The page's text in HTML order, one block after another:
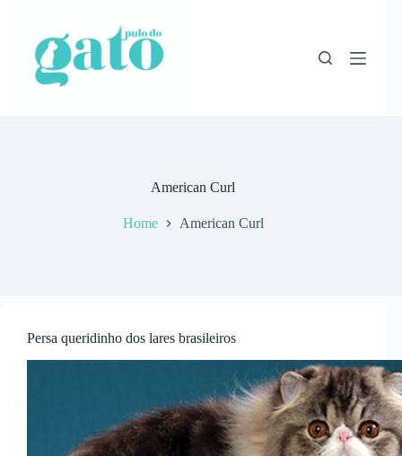
conteúdo
American Curl
Home American Curl
Persa queridinho dos lares brasileiros